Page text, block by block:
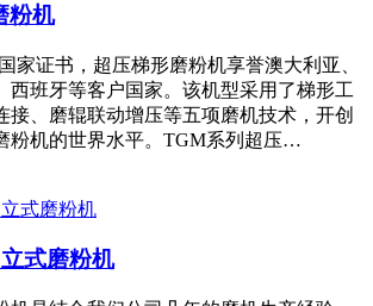
粉机
家证书，超压梯形磨粉机享誉澳大利亚、
西班牙等客户国家。该机型采用了梯形工
接、磨辊联动增压等五项磨机技术，开创
粉机的世界水平。TGM系列超压…
式磨粉机